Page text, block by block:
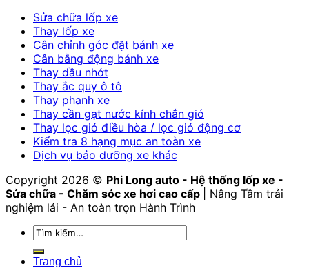
Sửa chữa lốp xe
Thay lốp xe
Cân chỉnh góc đặt bánh xe
Cân bằng động bánh xe
Thay dầu nhớt
Thay ắc quy ô tô
Thay phanh xe
Thay cần gạt nước kính chắn gió
Thay lọc gió điều hòa / lọc gió động cơ
Kiểm tra 8 hạng mục an toàn xe
Dịch vụ bảo dưỡng xe khác
Copyright 2026 © Phi Long auto - Hệ thống lốp xe -
Sửa chữa - Chăm sóc xe hơi cao cấp
| Nâng Tầm trải
nghiệm lái - An toàn trọn Hành Trình
Tìm
kiếm:
Trang chủ